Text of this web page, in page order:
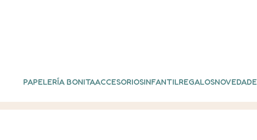
PAPELERÍA BONITAACCESORIOSINFANTILREGALOS